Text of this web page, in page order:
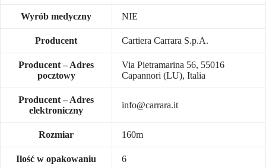
Wyrób medyczny NIE
Producent Cartiera Carrara S.p.A.
Producent – Adres
pocztowy
Via Pietramarina 56, 55016
Capannori (LU), Italia
Producent – Adres
elektroniczny
info@carrara.it
Rozmiar 160m
Ilość w opakowaniu 6